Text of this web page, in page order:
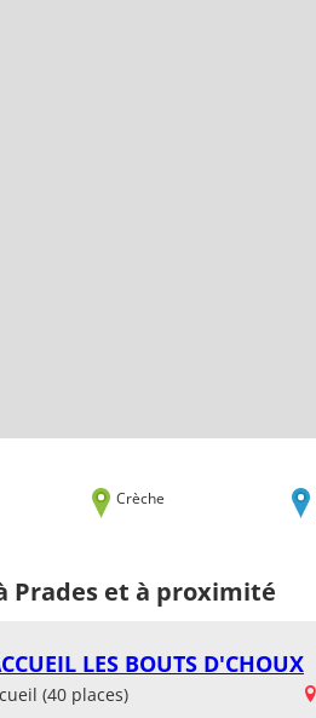
Crèche
Prades et à proximité
LES BOUTS D'CHOUX
(40 places)